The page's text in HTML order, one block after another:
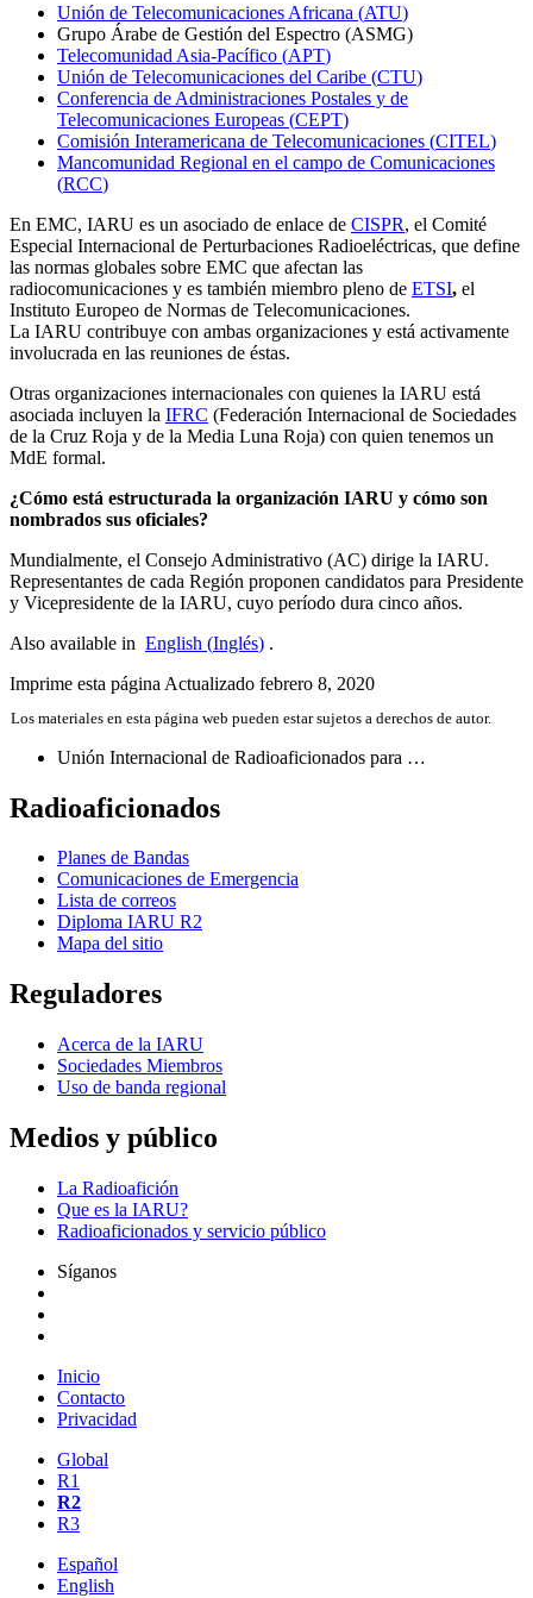
Unión de Telecomunicaciones Africana (ATU)
Grupo Árabe de Gestión del Espectro (ASMG)
Telecomunidad Asia-Pacífico (APT)
Unión de Telecomunicaciones del Caribe (CTU)
Conferencia de Administraciones Postales y de
Telecomunicaciones Europeas (CEPT)
Comisión Interamericana de Telecomunicaciones (CITEL)
Mancomunidad Regional en el campo de Comunicaciones
(RCC)
En EMC, IARU es un asociado de enlace de CISPR, el Comité
Especial Internacional de Perturbaciones Radioeléctricas, que define
las normas globales sobre EMC que afectan las
radiocomunicaciones y es también miembro pleno de ETSI, el
Instituto Europeo de Normas de Telecomunicaciones.
La IARU contribuye con ambas organizaciones y está activamente
involucrada en las reuniones de éstas.
Otras organizaciones internacionales con quienes la IARU está
asociada incluyen la IFRC (Federación Internacional de Sociedades
de la Cruz Roja y de la Media Luna Roja) con quien tenemos un
MdE formal.
¿Cómo está estructurada la organización IARU y cómo son
nombrados sus oficiales?
Mundialmente, el Consejo Administrativo (AC) dirige la IARU.
Representantes de cada Región proponen candidatos para Presidente
y Vicepresidente de la IARU, cuyo período dura cinco años.
Also available in English (Inglés) .
Imprime esta página Actualizado febrero 8, 2020
Los materiales en esta página web pueden estar sujetos a derechos de autor.
Unión Internacional de Radioaficionados para …
Radioaficionados
Planes de Bandas
Comunicaciones de Emergencia
Lista de correos
Diploma IARU R2
Mapa del sitio
Reguladores
Acerca de la IARU
Sociedades Miembros
Uso de banda regional
Medios y público
La Radioafición
Que es la IARU?
Radioaficionados y servicio público
Síganos
Inicio
Contacto
Privacidad
Global
R1
R2
R3
Español
English